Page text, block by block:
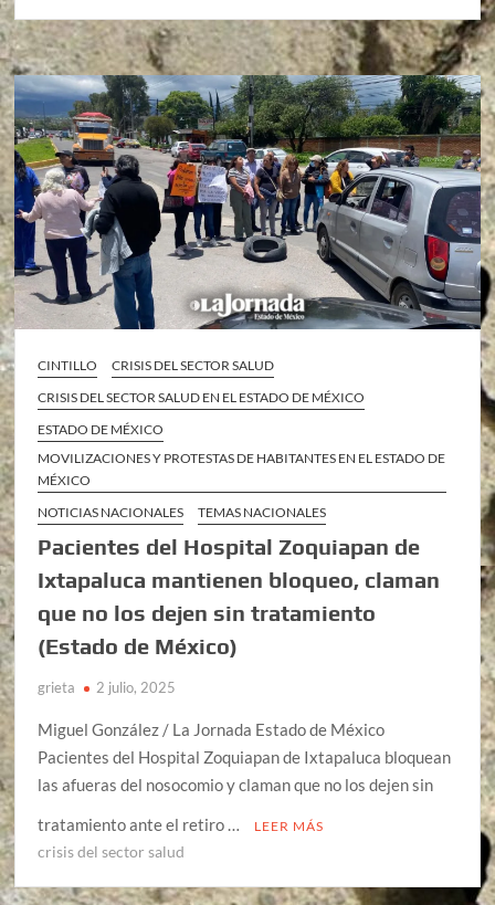
CINTILLO
CRISIS DEL SECTOR SALUD
CRISIS DEL SECTOR SALUD EN EL ESTADO DE MÉXICO
ESTADO DE MÉXICO
MOVILIZACIONES Y PROTESTAS DE HABITANTES EN EL ESTADO DE
MÉXICO
NOTICIAS NACIONALES
TEMAS NACIONALES
Pacientes del Hospital Zoquiapan de
Ixtapaluca mantienen bloqueo, claman
que no los dejen sin tratamiento
(Estado de México)
grieta 2 julio, 2025
Miguel González / La Jornada Estado de México
Pacientes del Hospital Zoquiapan de Ixtapaluca bloquean
las afueras del nosocomio y claman que no los dejen sin
tratamiento ante el retiro …
LEER MÁS
crisis del sector salud